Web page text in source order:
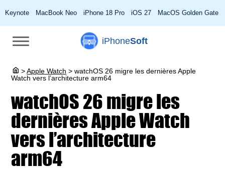
Keynote MacBook Neo iPhone 18 Pro iOS 27 MacOS Golden Gate
iPhoneSoft
> Apple Watch > watchOS 26 migre les dernières Apple
Watch vers l’architecture arm64
watchOS 26 migre les
dernières Apple Watch
vers l’architecture
arm64